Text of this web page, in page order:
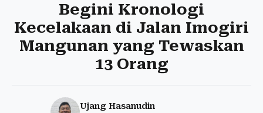
Begini Kronologi
Kecelakaan di Jalan Imogiri
Mangunan yang Tewaskan
13 Orang
Ujang Hasanudin